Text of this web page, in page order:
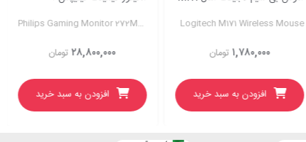
Logitech M171 Wireless Mouse
تومان ۱,۷۸۰,۰۰۰
افزودن به سبد خرید
Philips Gaming Monitor 272M8CZ
تومان ۲۸,۸۰۰,۰۰۰
افزودن به سبد خرید